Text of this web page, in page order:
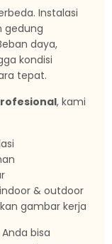
Instalasi
gedung
daya,
kondisi
tepat.
, kami
& outdoor
gambar kerja
bisa